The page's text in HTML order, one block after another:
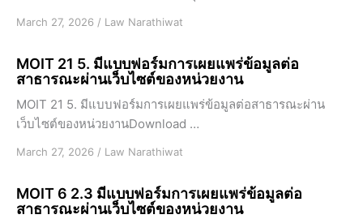
March 27, 2026 / Law Narathiwat
MOIT 21 5. มีแบบฟอร์มการเผยแพร่ข้อมูลต่อ
สาธารณะผ่านเว็บไซต์ของหน่วยงาน
MOIT 21 5. มีแบบฟอร์มการเผยแพร่ข้อมูลต่อสาธารณะผ่าน
เว็บไซต์ของหน่วยงานDownload …
March 27, 2026 / Law Narathiwat
MOIT 6 2.3 มีแบบฟอร์มการเผยแพร่ข้อมูลต่อ
สาธารณะผ่านเว็บไซต์ของหน่วยงาน